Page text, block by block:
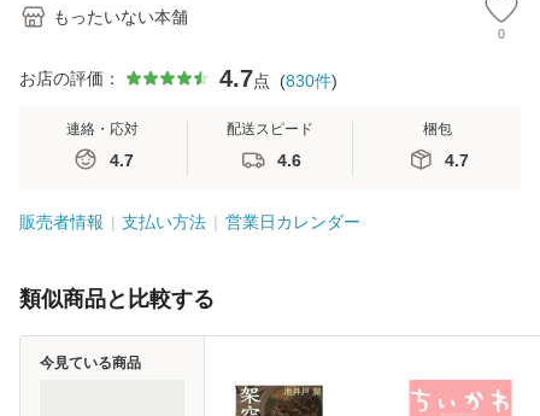
もったいない本舗
0
お店の評価： 4.7点 (830件)
連絡・応対
4.7
配送スピード
4.6
梱包
4.7
販売者情報 支払い方法 営業日カレンダー
類似商品と比較する
今見ている商品